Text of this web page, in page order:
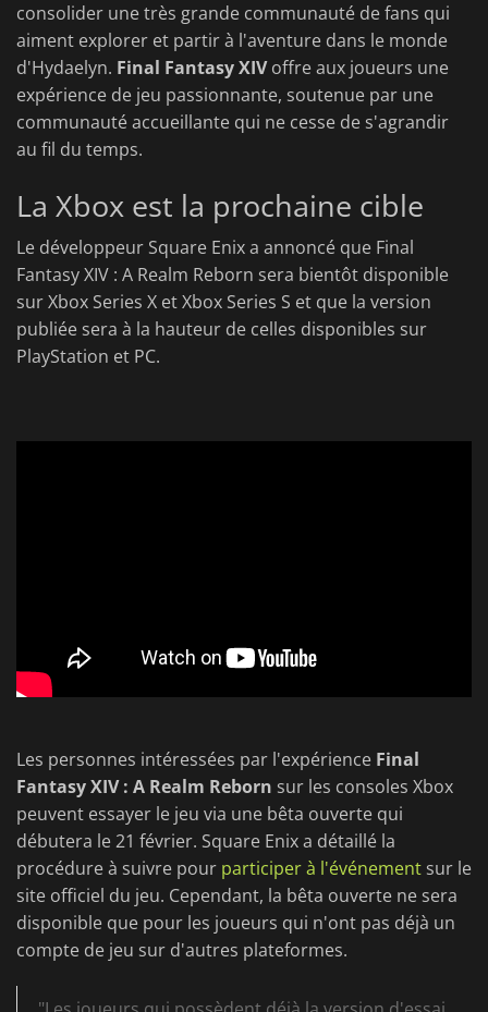
consolider une très grande communauté de fans qui
aiment explorer et partir à l'aventure dans le monde
d'Hydaelyn. Final Fantasy XIVoffre aux joueurs une
expérience de jeu passionnante, soutenue par une
communauté accueillante qui ne cesse de s'agrandir
au fil du temps.
La Xbox est la prochaine cible
Le développeur Square Enix a annoncé que Final
Fantasy XIV : A Realm Reborn sera bientôt disponible
sur Xbox Series X et Xbox Series S et que la version
publiée sera à la hauteur de celles disponibles sur
PlayStation et PC.
Les personnes intéressées par l'expérience Final
Fantasy XIV : A Realm Reborn sur les consoles Xbox
peuvent essayer le jeu via une bêta ouverte qui
débutera le 21 février. Square Enix a détaillé la
procédure à suivre pour participer à l'événement sur le
site officiel du jeu. Cependant, la bêta ouverte ne sera
disponible que pour les joueurs qui n'ont pas déjà un
compte de jeu sur d'autres plateformes.